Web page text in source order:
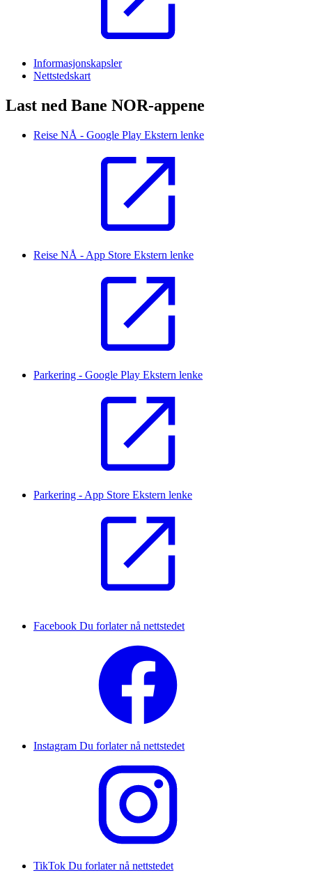
Informasjonskapsler
Nettstedskart
Last ned Bane NOR-appene
Reise NÅ - Google Play Ekstern lenke
Reise NÅ - App Store Ekstern lenke
Parkering - Google Play Ekstern lenke
Parkering - App Store Ekstern lenke
Facebook Du forlater nå nettstedet
Instagram Du forlater nå nettstedet
TikTok Du forlater nå nettstedet